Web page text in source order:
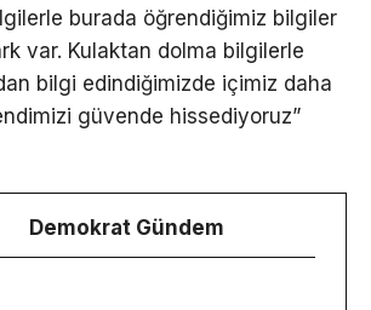
burada öğrendiğimiz bilgiler
var. Kulaktan dolma bilgilerle
bilgi edindiğimizde içimiz daha
güvende hissediyoruz”
Demokrat Gündem